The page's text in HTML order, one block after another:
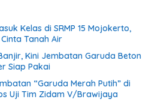
Kelas di SRMP 15 Mojokerto,
Tanah Air
Kini Jembatan Garuda Beton
Siap Pakai
“Garuda Merah Putih” di
Uji Tim Zidam V/Brawijaya